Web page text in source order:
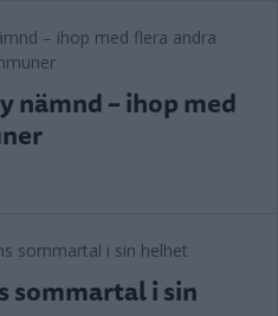
nämnd – ihop med
sommartal i sin